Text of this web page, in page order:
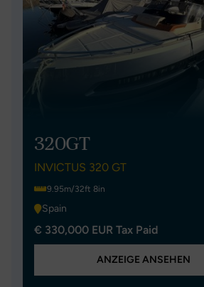
320GT
INVICTUS 320 GT
9.95m/32ft 8in
Spain
€ 330,000 EUR Tax Paid
ANZEIGE ANSEHEN